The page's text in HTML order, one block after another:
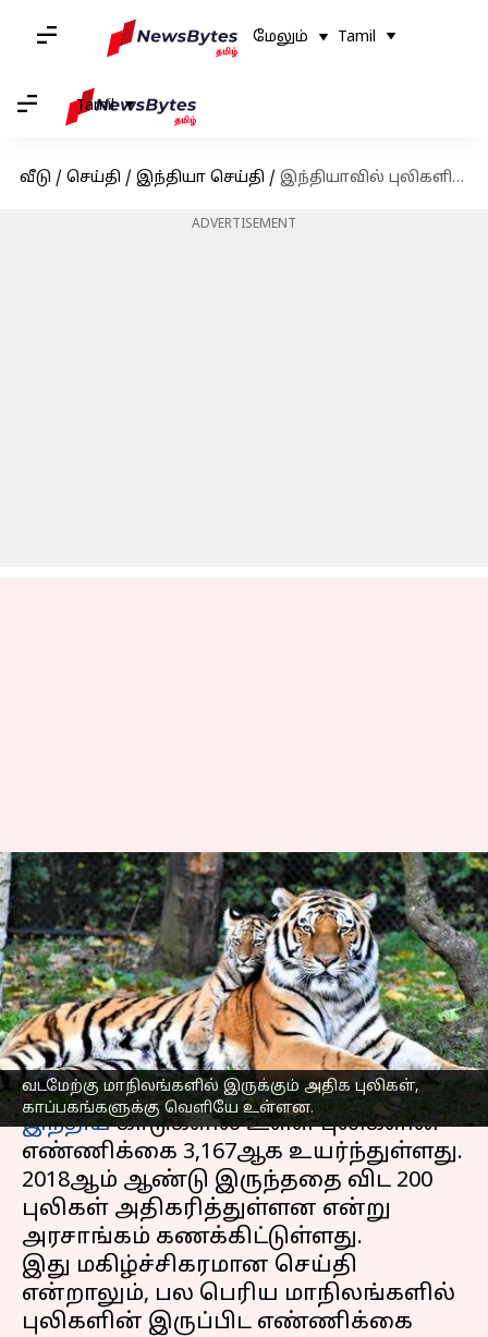
மேலும் Tamil
Tamil
வீடு / செய்தி / இந்தியா செய்தி / இந்தியாவில் புலிகளின் எண்ணிக்கை 3,167ஆக உயர்வு: 2018ஐ விட 200 புலிகள் அதிகரிப்பு
ADVERTISEMENT
வடமேற்கு மாநிலங்களில் இருக்கும் அதிக புலிகள்,
காப்பகங்களுக்கு வெளியே உள்ளன.
இந்தியாவில் புலிகளின்
எண்ணிக்கை 3,167ஆக
உயர்வு: 2018ஐ விட 200
புலிகள் அதிகரிப்பு
எழுதியவர் Sindhuja SM Apr 10, 2023 10:57 am
செய்தி முன்னோட்டம்
இந்தியகாடுகளில் உள்ள புலிகளின்
எண்ணிக்கை 3,167ஆக உயர்ந்துள்ளது.
2018ஆம் ஆண்டு இருந்ததை விட 200
புலிகள் அதிகரித்துள்ளன என்று
அரசாங்கம் கணக்கிட்டுள்ளது.
இது மகிழ்ச்சிகரமான செய்தி
என்றாலும், பல பெரிய மாநிலங்களில்
புலிகளின் இருப்பிட எண்ணிக்கை